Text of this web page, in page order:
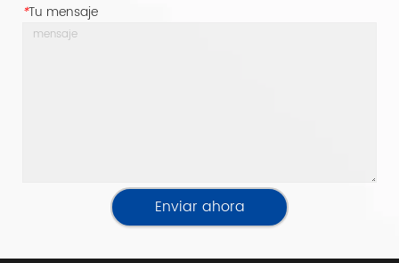
*Tu mensaje
Enviar ahora